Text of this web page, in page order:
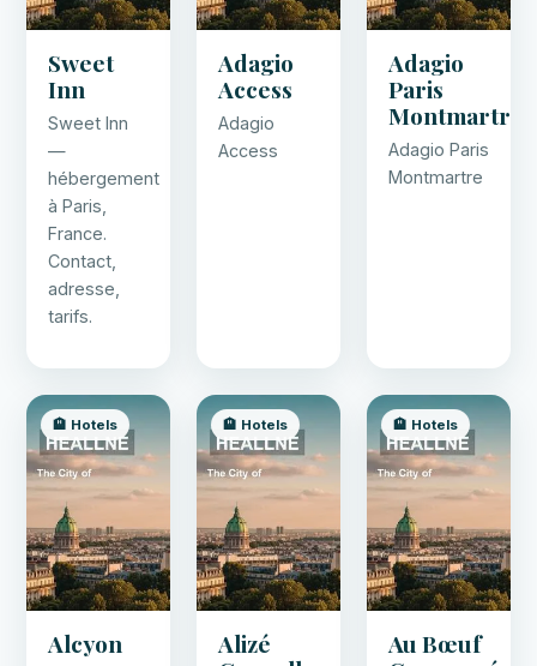
Sweet
Inn
Sweet Inn
—
hébergement
à Paris,
France.
Contact,
adresse,
tarifs.
Adagio
Access
Adagio
Access
Adagio
Paris
Montmartre
Adagio Paris
Montmartre
🏨 Hotels
Alcyon
🏨 Hotels
Alizé
🏨 Hotels
Au Bœuf